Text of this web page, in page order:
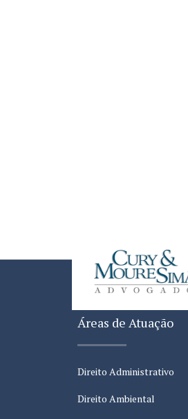
Áreas de Atuação
Direito Administrativo
Direito Ambiental